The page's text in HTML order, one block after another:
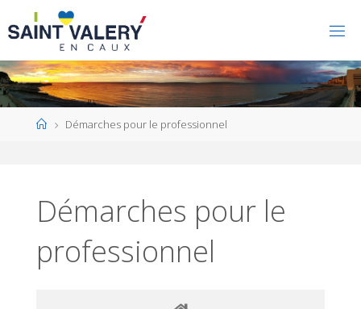
HomeDémarches pour le professionnel
Démarches pour le
professionnel